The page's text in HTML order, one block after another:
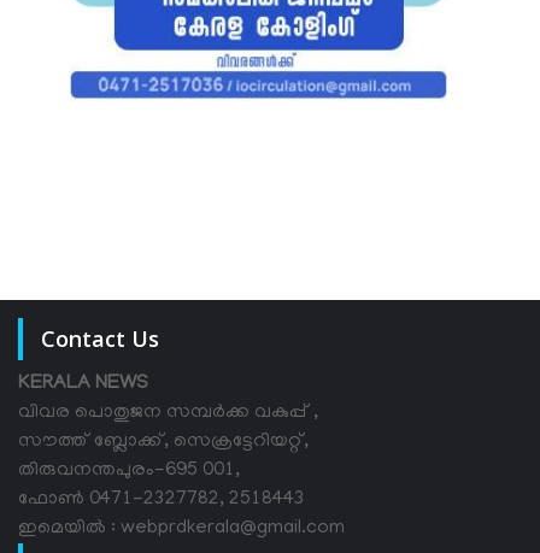
Contact Us
KERALA NEWS
വിവര പൊതുജന സമ്പര്‍ക്ക വകുപ്പ് ,
സൗത്ത് ബ്ലോക്ക്, സെക്രട്ടേറിയറ്റ്,
തിരുവനന്തപുരം-695 001,
ഫോൺ 0471-2327782, 2518443
ഇമെയിൽ : webprdkerala@gmail.com